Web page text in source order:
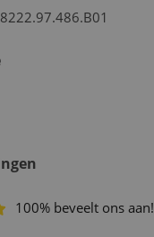
100% beveelt ons aan!